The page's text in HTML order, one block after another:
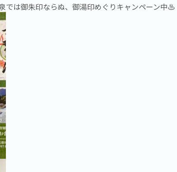
では御朱印ならぬ、御湯印めぐりキャンペーン中♨️